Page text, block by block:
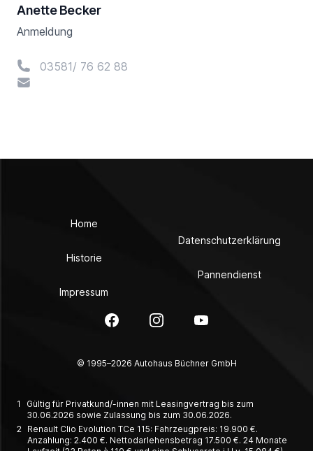
Anette Becker
Anmeldung
Telefon03581/ 76 62 88
E-Mail
Home
Historie
Impressum
Datenschutzerklärung
Pannendienst
FacebookInstagramYouTube
© 1995–2026 Autohaus Büchner GmbH
1
Gültig für Privatkund/-innen mit Leasingvertrag bis zum
30.06.2026 sowie Zulassung bis zum 30.06.2026.
2
Renault Clio Evolution TCe 115: Fahrzeugpreis: 19.900 €.
Anzahlung: 2.400 €. Nettodarlehensbetrag 17.500 €. 24 Monate